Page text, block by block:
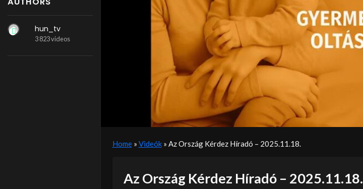
hun_tv
3 823 videos
Home» Videók» Az Ország Kérdez Híradó – 2025.11.18.
Az Ország Kérdez Híradó – 2025.11.18.